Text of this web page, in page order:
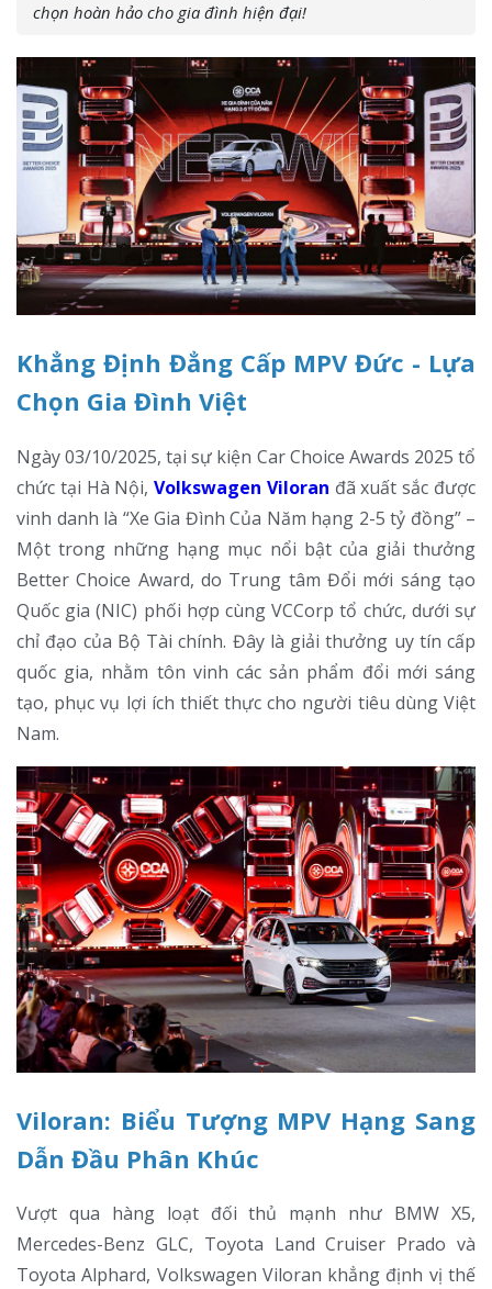
chọn hoàn hảo cho gia đình hiện đại!
Khẳng Định Đẳng Cấp MPV Đức - Lựa
Chọn Gia Đình Việt
Ngày 03/10/2025, tại sự kiện Car Choice Awards 2025 tổ
chức tại Hà Nội,Volkswagen Viloran đã xuất sắc được
vinh danh là “Xe Gia Đình Của Năm hạng 2-5 tỷ đồng” –
Một trong những hạng mục nổi bật của giải thưởng
Better Choice Award, do Trung tâm Đổi mới sáng tạo
Quốc gia (NIC) phối hợp cùng VCCorp tổ chức, dưới sự
chỉ đạo của Bộ Tài chính. Đây là giải thưởng uy tín cấp
quốc gia, nhằm tôn vinh các sản phẩm đổi mới sáng
tạo, phục vụ lợi ích thiết thực cho người tiêu dùng Việt
Nam.
Viloran: Biểu Tượng MPV Hạng Sang
Dẫn Đầu Phân Khúc
Vượt qua hàng loạt đối thủ mạnh như BMW X5,
Mercedes-Benz GLC, Toyota Land Cruiser Prado và
Toyota Alphard, Volkswagen Viloran khẳng định vị thế